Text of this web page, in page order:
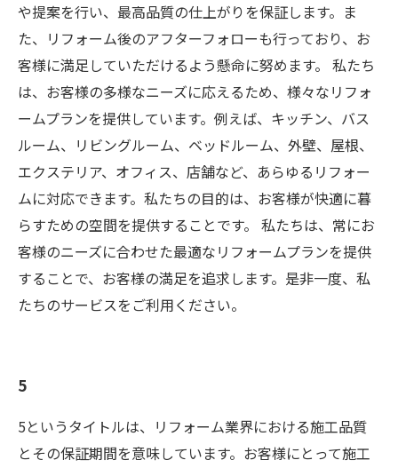
や提案を行い、最高品質の仕上がりを保証します。ま
た、リフォーム後のアフターフォローも行っており、お
客様に満足していただけるよう懸命に努めます。 私たち
は、お客様の多様なニーズに応えるため、様々なリフォ
ームプランを提供しています。例えば、キッチン、バス
ルーム、リビングルーム、ベッドルーム、外壁、屋根、
エクステリア、オフィス、店舗など、あらゆるリフォー
ムに対応できます。私たちの目的は、お客様が快適に暮
らすための空間を提供することです。 私たちは、常にお
客様のニーズに合わせた最適なリフォームプランを提供
することで、お客様の満足を追求します。是非一度、私
たちのサービスをご利用ください。
5
5というタイトルは、リフォーム業界における施工品質
とその保証期間を意味しています。お客様にとって施工